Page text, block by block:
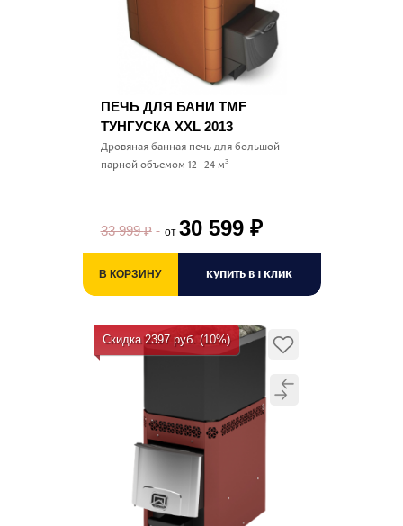
ПЕЧЬ ДЛЯ БАНИ TMF
ТУНГУСКА XXL 2013
Дровяная банная печь для большой
парной объемом 12–24 м³
33 999₽ от 30 599 ₽
В КОРЗИНУ КУПИТЬ В 1 КЛИК
Скидка 2397 руб. (10%)